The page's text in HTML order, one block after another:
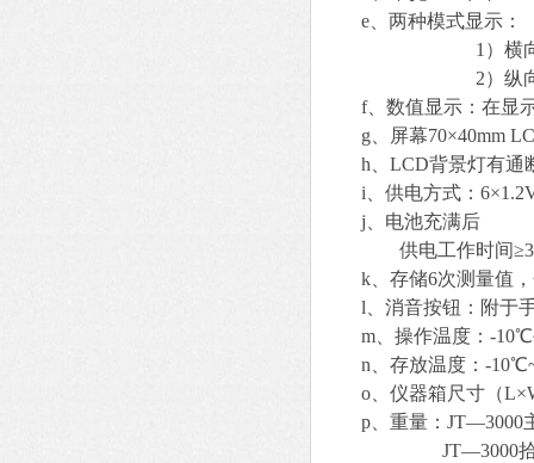
e、两种模式显示：
1）横向单条
2）纵向6条
f、数值显示：在显示
g、屏幕70×40mm
h、LCD背景灯有通断
i、供电方式：6×1.2V
j、电池充满后
供电工作时间≥35
k、存储6次测量值，
l、消音按钮：附于
m、操作温度：-
n、存放温度：-
o、仪器箱尺寸（
p、重量：JT—3000主
JT—3000拾振器